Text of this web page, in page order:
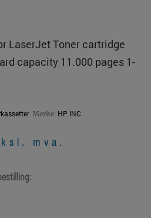
LaserJet Toner cartridge
capacity 11.000 pages 1-
Merke: HP INC.
mva.